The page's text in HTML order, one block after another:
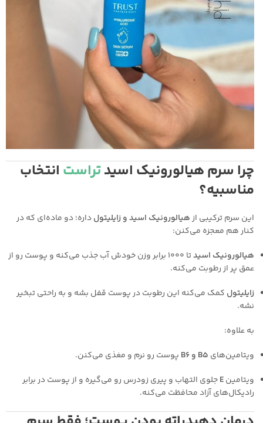
چرا سرم هیالورونیک اسیدتراست انتخاب
مناسبیه؟
این سرم ترکیبی ازهیالورونیک اسید و زایلیتولداره؛ دو ماده‌ای که در
کنار هم معجزه می‌کنن:
هیالورونیک اسید
تا ۱۰۰۰ برابر وزن خودش آب جذب می‌کنه و پوست رو از
عمق پر از رطوبت می‌کنه.
زایلیتول کمک می‌کنه این رطوبت در پوست قفل بشه و به راحتی تبخیر
نشه.
به علاوه:
ویتامین‌های B5 و B6
پوست رو نرم و مغذی می‌کنن.
ویتامینEجلوی التهاب و پیری زودرس رو می‌گیره و از پوست در برابر
رادیکال‌های آزاد محافظت می‌کنه.